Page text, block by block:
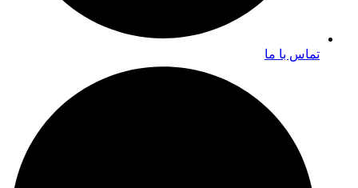
تماس با ما